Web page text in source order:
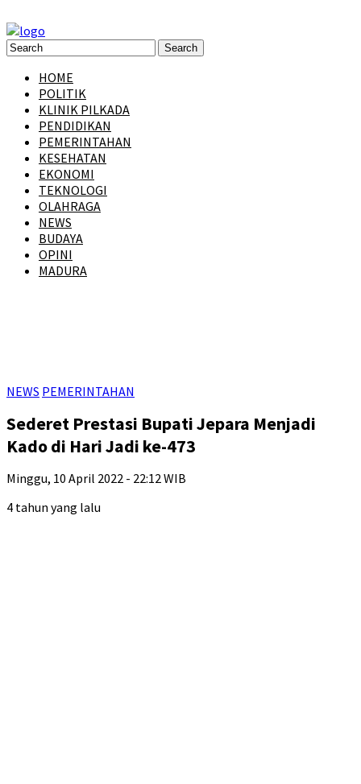
HOME
POLITIK
KLINIK PILKADA
PENDIDIKAN
PEMERINTAHAN
KESEHATAN
EKONOMI
TEKNOLOGI
OLAHRAGA
NEWS
BUDAYA
OPINI
MADURA
NEWS PEMERINTAHAN
Sederet Prestasi Bupati Jepara Menjadi
Kado di Hari Jadi ke-473
Minggu, 10 April 2022 - 22:12 WIB
4 tahun yang lalu